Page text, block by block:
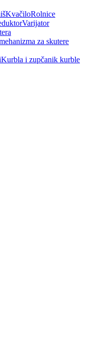
KvačiloRolnice
Varijator
Kurbla i zupčanik kurble